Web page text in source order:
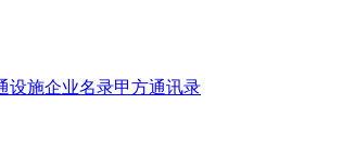
设施企业名录甲方通讯录